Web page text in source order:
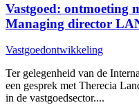
Vastgoed: ontmoeting
Managing director
Vastgoedontwikkeling
Ter gelegenheid van de
een gesprek met Therecia
in de vastgoedsector....